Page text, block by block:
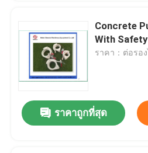
Concrete
With
ราคา：ต่อรอ
ราคาถูกที่สุด